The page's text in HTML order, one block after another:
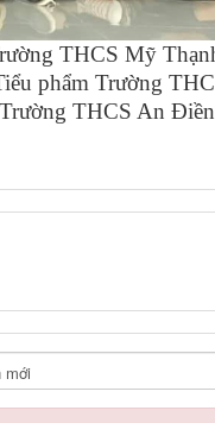
THCS Mỹ
phẩm Trường
THCS An